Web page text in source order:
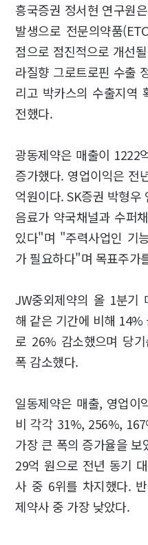
흥국증권 정서현 연구원
발생으로 전문의약품
점으로 점진적으로 개선
라질향 그로트로핀 수출
리고 박카스의 수출지역
전했다.
광동제약은 매출이 1222
증가했다. 영업이익은 전
억원이다. SK증권 박형
음료가 약국채널과 수퍼
있다"며 "주력사업인 기
가 필요하다"며 목표주가
JW중외제약의 올 1분기
해 같은 기간에 비해
로 26% 감소했으며 당
폭 감소했다.
일동제약은 매출, 영업이
비 각각 31%, 256%,
가장 큰 폭의 증가율을
29억 원으로 전년 동기
사 중 6위를 차지했다.
제약사 중 가장 낮았다.